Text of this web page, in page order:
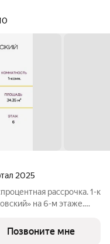
2025
рассрочка. 1-к
на 6-м этаже.
районе. Этот
Позвоните мне